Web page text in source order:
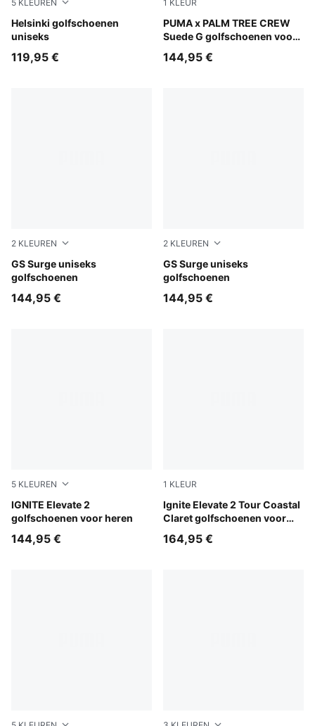
5 KLEUREN
Helsinki golfschoenen
uniseks
PUMA White-Dark Indigo
119,95 €
1 KLEUR
PUMA x PALM TREE CREW
Suede G golfschoenen voor
PUMA White-Glowing Pink
144,95 €
2 KLEUREN
GS Surge uniseks
golfschoenen
PUMA Black-Warm White-PUMA Black
144,95 €
2 KLEUREN
GS Surge uniseks
golfschoenen
PUMA White-Vapor Gray-
144,95 €
5 KLEUREN
IGNITE Elevate 2
golfschoenen voor heren
PUMA White-Dark Indigo-Ice Coffee
144,95 €
1 KLEUR
Ignite Elevate 2 Tour Coastal
Claret golfschoenen voor
Warm White-Alpine Snow-
164,95 €